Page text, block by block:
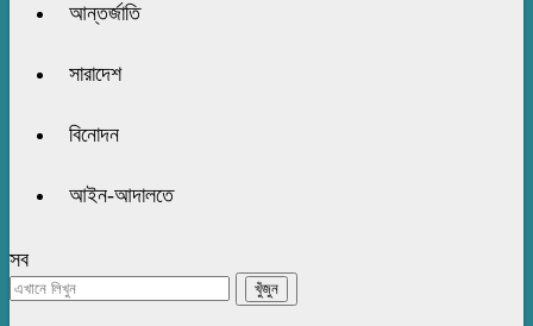
আন্তর্জাতি
সারাদেশ
বিনোদন
আইন-আদালতে
সব